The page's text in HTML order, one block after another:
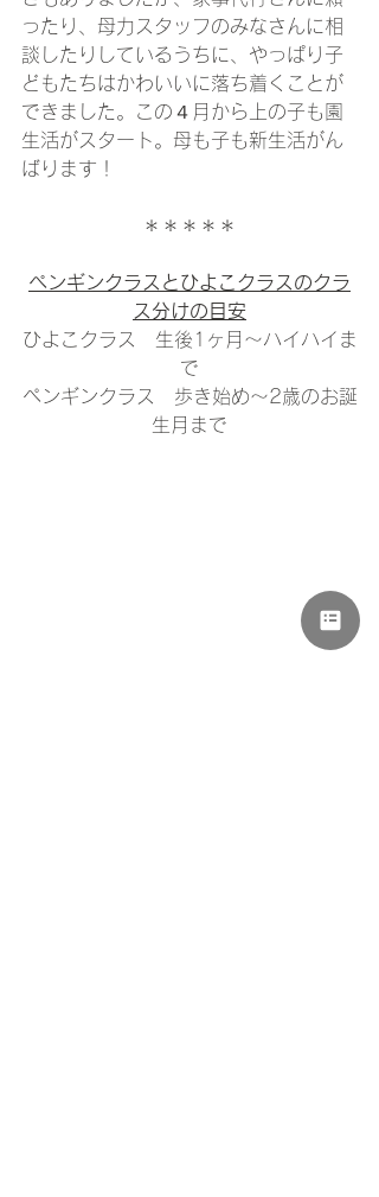
ったり、母力スタッフのみなさんに相
談したりしているうちに、やっぱり子
どもたちはかわいいに落ち着くことが
できました。この４月から上の子も園
生活がスタート。母も子も新生活がん
ばります！
＊＊＊＊＊
ペンギンクラスとひよこクラスのクラ
ス分けの目安
ひよこクラス　生後1ヶ月〜ハイハイま
で
ペンギンクラス　歩き始め〜2歳のお誕
生月まで